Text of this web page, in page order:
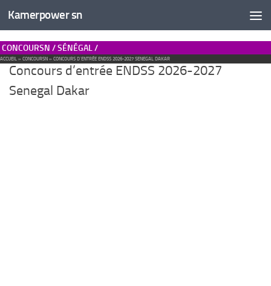
Kamerpower sn
CONCOURSN / SÉNÉGAL /
434
ACCUEIL » CONCOURSN » CONCOURS D’ENTRÉE ENDSS 2026-2027 SENEGAL DAKAR
Concours d’entrée ENDSS 2026-2027
Senegal Dakar